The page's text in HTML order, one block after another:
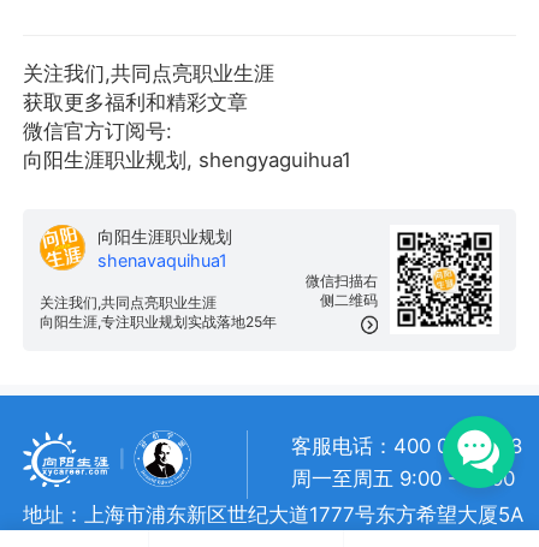
关注我们,共同点亮职业生涯
获取更多福利和精彩文章
微信官方订阅号:
向阳生涯职业规划, shengyaguihua1
微信扫描右
侧二维码
向阳生涯职业规划
shenavaquihua1
关注我们,共同点亮职业生涯
向阳生涯,专注职业规划实战落地25年
客服电话：400 057 1108
周一至周五 9:00 - 18:00
地址：上海市浦东新区世纪大道1777号东方希望大厦5A